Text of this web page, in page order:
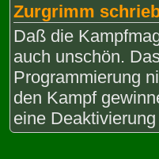
Zurgrimm
Daß die
auch unschön.
Programmierung
den Kampf
eine